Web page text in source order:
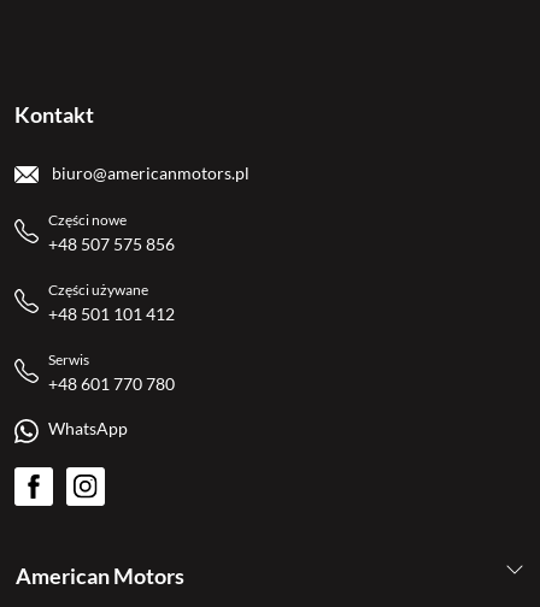
American Motors
Kontakt
biuro@americanmotors.pl
Części nowe
+48 507 575 856
Części używane
+48 501 101 412
Serwis
+48 601 770 780
WhatsApp